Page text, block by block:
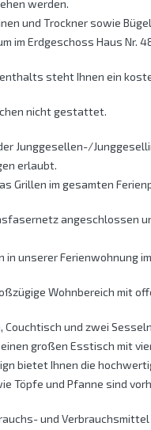
werden.
und Trockner sowie
im Erdgeschoss Haus Nr.
steht Ihnen ein
nicht gestattet.
Junggesellen-/
erlaubt.
Grillen im gesamten
angeschlossen
in unserer Ferienwohnung
Wohnbereich mit
und zwei
großen Esstisch mit
bietet Ihnen die
Töpfe und Pfanne sind
und